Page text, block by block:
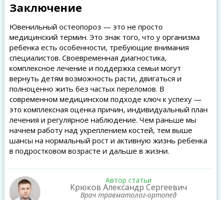
Заключение
Ювенильный остеопороз — это не просто
медицинский термин. Это знак того, что у организма
ребенка есть особенности, требующие внимания
специалистов. Своевременная диагностика,
комплексное лечение и поддержка семьи могут
вернуть детям возможность расти, двигаться и
полноценно жить без частых переломов. В
современном медицинском подходе ключ к успеху —
это комплексная оценка причин, индивидуальный план
лечения и регулярное наблюдение. Чем раньше мы
начнем работу над укреплением костей, тем выше
шансы на нормальный рост и активную жизнь ребенка
в подростковом возрасте и дальше в жизни.
Автор статьи
Крюков Александр Сергеевич
Врач травматолог-ортопед